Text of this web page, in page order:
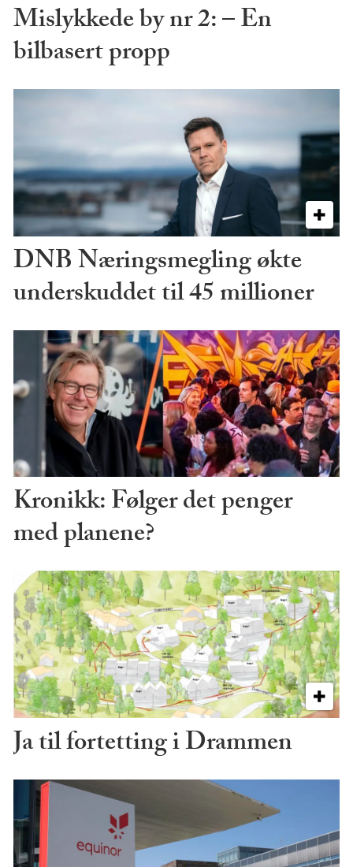
Mislykkede by nr 2: – En
bilbasert propp
DNB Næringsmegling økte
underskuddet til 45 millioner
Kronikk: Følger det penger
med planene?
Ja til fortetting i Drammen